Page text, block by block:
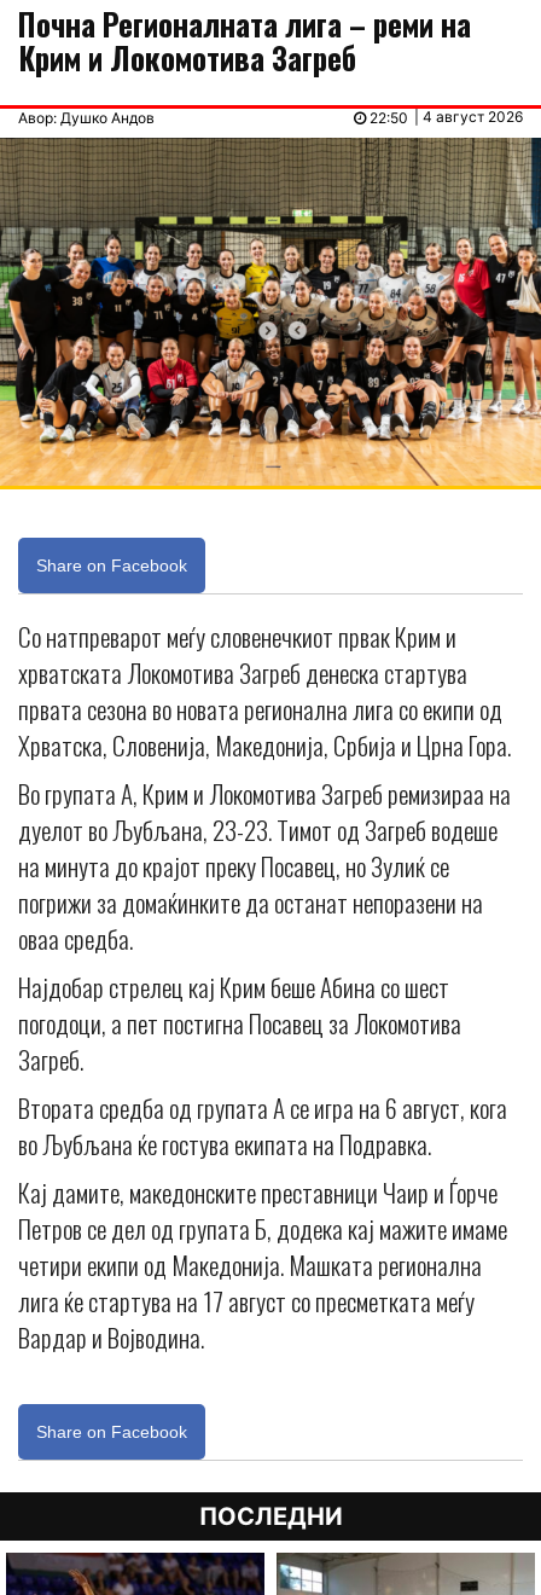
Почна Регионалната лига – реми на
Крим и Локомотива Загреб
Авор: Душко Андов | 4 август 2026
22:50
Share on Facebook
Со натпреварот меѓу словенечкиот првак Крим и
хрватската Локомотива Загреб денеска стартува
првата сезона во новата регионална лига со екипи од
Хрватска, Словенија, Македонија, Србија и Црна Гора.
Во групата А, Крим и Локомотива Загреб ремизираа на
дуелот во Љубљана, 23-23. Тимот од Загреб водеше
на минута до крајот преку Посавец, но Зулиќ се
погрижи за домаќинките да останат непоразени на
оваа средба.
Најдобар стрелец кај Крим беше Абина со шест
погодоци, а пет постигна Посавец за Локомотива
Загреб.
Втората средба од групата А се игра на 6 август, кога
во Љубљана ќе гостува екипата на Подравка.
Кај дамите, македонските преставници Чаир и Ѓорче
Петров се дел од групата Б, додека кај мажите имаме
четири екипи од Македонија. Машката регионална
лига ќе стартува на 17 август со пресметката меѓу
Вардар и Војводина.
Share on Facebook
ПОСЛЕДНИ